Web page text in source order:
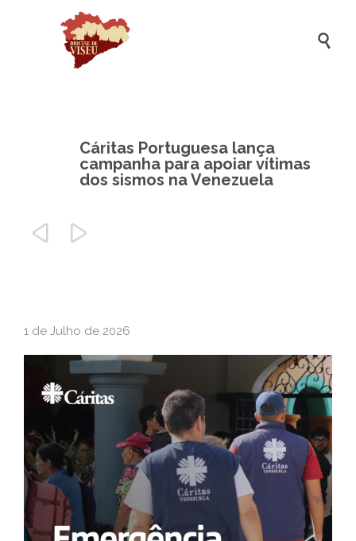

Cáritas Portuguesa lança
campanha para apoiar vítimas
dos sismos na Venezuela
 
1 de Julho de 2026